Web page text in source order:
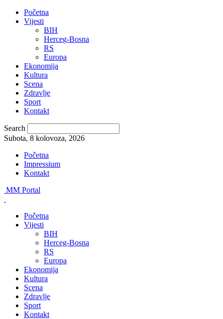
Početna
Vijesti
BIH
Herceg-Bosna
RS
Europa
Ekonomija
Kultura
Scena
Zdravlje
Sport
Kontakt
Search
Subota, 8 kolovoza, 2026
Početna
Impressium
Kontakt
MM Portal
Početna
Vijesti
BIH
Herceg-Bosna
RS
Europa
Ekonomija
Kultura
Scena
Zdravlje
Sport
Kontakt